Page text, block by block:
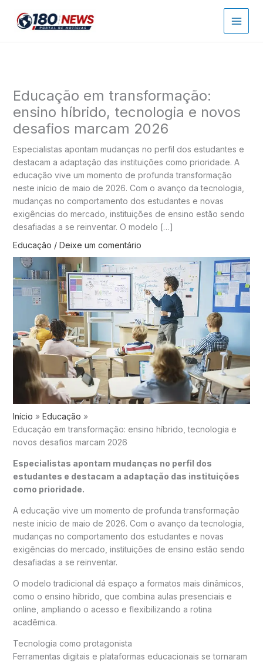
para
Educação em transformação:
ensino híbrido, tecnologia e novos
desafios marcam 2026
Especialistas apontam mudanças no perfil dos estudantes e
destacam a adaptação das instituições como prioridade. A
educação vive um momento de profunda transformação
neste início de maio de 2026. Com o avanço da tecnologia,
mudanças no comportamento dos estudantes e novas
exigências do mercado, instituições de ensino estão sendo
desafiadas a se reinventar. O modelo […]
Educação / Deixe um comentário
Início
Educação
Educação em transformação: ensino híbrido, tecnologia e
novos desafios marcam 2026
Especialistas apontam mudanças no perfil dos
estudantes e destacam a adaptação das instituições
como prioridade.
A educação vive um momento de profunda transformação
neste início de maio de 2026. Com o avanço da tecnologia,
mudanças no comportamento dos estudantes e novas
exigências do mercado, instituições de ensino estão sendo
desafiadas a se reinventar.
O modelo tradicional dá espaço a formatos mais dinâmicos,
como o ensino híbrido, que combina aulas presenciais e
online, ampliando o acesso e flexibilizando a rotina
acadêmica.
Tecnologia como protagonista
Ferramentas digitais e plataformas educacionais se tornaram